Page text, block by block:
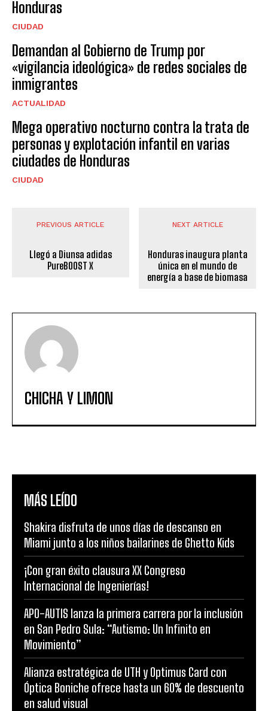
Honduras
CIUDAD
Demandan al Gobierno de Trump por
«vigilancia ideológica» de redes sociales de
inmigrantes
ACTUALIDAD
Mega operativo nocturno contra la trata de
personas y explotación infantil en varias
ciudades de Honduras
CIUDAD
PREVIOUS ARTICLE
Llegó a Diunsa adidas
PureBOOST X
NEXT ARTICLE
Honduras inaugura planta
única en el mundo de
energía a base de biomasa
CHICHA Y LIMON
MÁS LEÍDO
Shakira disfruta de unos días de descanso en
Miami junto a los niños bailarines de Ghetto Kids
¡Con gran éxito clausura XX Congreso
Internacional de Ingenierías!
APO-AUTIS lanza la primera carrera por la inclusión
en San Pedro Sula: “Autismo: Un Infinito en
Movimiento”
Alianza estratégica de UTH y Optimus Card con
Óptica Boniche ofrece hasta un 60% de descuento
en salud visual